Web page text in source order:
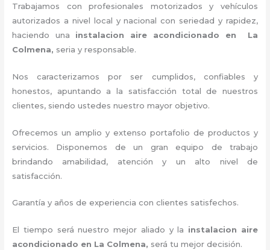
Trabajamos con profesionales motorizados y vehículos
autorizados a nivel local y nacional con seriedad y rapidez,
haciendo una instalacion aire acondicionado en La
Colmena, seria y responsable.
Nos caracterizamos por ser cumplidos, confiables y
honestos, apuntando a la satisfacción total de nuestros
clientes, siendo ustedes nuestro mayor objetivo.
Ofrecemos un amplio y extenso portafolio de productos y
servicios. Disponemos de un gran equipo de trabajo
brindando amabilidad, atención y un alto nivel de
satisfacción.
Garantía y años de experiencia con clientes satisfechos.
El tiempo será nuestro mejor aliado y la instalacion aire
acondicionado en La Colmena, será tu mejor decisión.